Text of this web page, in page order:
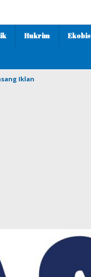
Hukrim Ekobis
Iklan